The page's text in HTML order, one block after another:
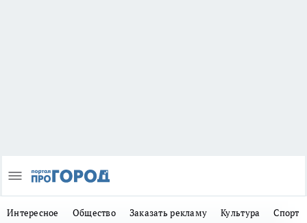
Интересное Общество Заказать рекламу Культура Спорт